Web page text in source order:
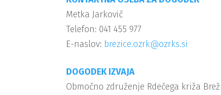
Metka Jarkovič
Telefon: 041 455 977
E-naslov: brezice.ozrk@ozrks.si
DOGODEK IZVAJA
Območno združenje Rdečega križa